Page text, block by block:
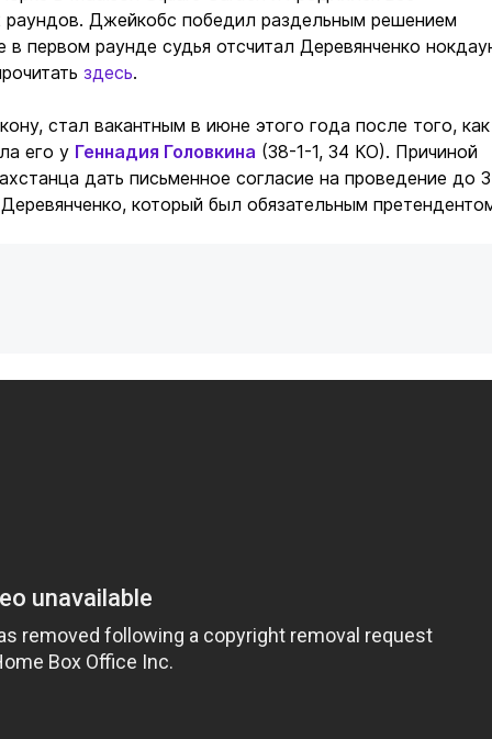
раундов. Джейкобс победил раздельным решением
первом раунде судья отсчитал Деревянченко
здесь.
стал вакантным в июне этого года после того, как
его у Геннадия Головкина (38-1-1, 34 КО). Причиной
дать письменное согласие на проведение до 3
который был обязательным